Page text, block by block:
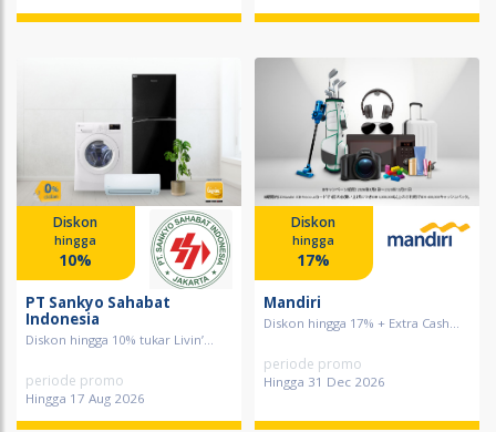
Diskon
hingga
10%
PT Sankyo Sahabat
Indonesia
Diskon hingga 10% tukar Livin’...
periode promo
Hingga 17 Aug 2026
Diskon
hingga
17%
Mandiri
Diskon hingga 17% + Extra Cash...
periode promo
Hingga 31 Dec 2026